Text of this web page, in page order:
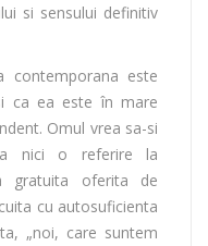
si sensului definitiv
este
ca ea este în mare
Omul vrea sa-si
nici o referire la
gratuita oferita de
cu autosuficienta
„noi, care suntem